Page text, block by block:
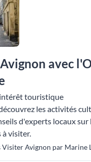
avec
touristique
les activités
d'experts locaux sur
visiter.
Visiter Avignon par Marine